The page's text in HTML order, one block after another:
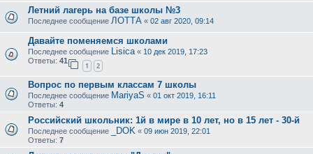
Летний лагерь на базе школы №3
Последнее сообщение ЛОТТА « 02 авг 2020, 09:14
Давайте поменяемся школами
Последнее сообщение Lisica « 10 дек 2019, 17:23
Ответы: 41
1 2
Вопрос по первым классам 7 школы
Последнее сообщение MariyaS « 01 окт 2019, 16:11
Ответы: 4
Российский школьник: 1й в мире в 10 лет, но в 15 лет - 30-й
Последнее сообщение _DOK « 09 июн 2019, 22:01
Ответы: 7